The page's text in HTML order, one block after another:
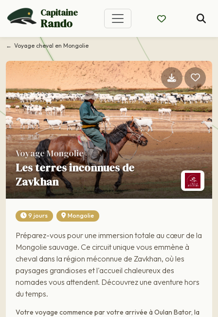
Capitaine
Rando
Voyage cheval en Mongolie
Voyage Mongolie
Les terres inconnues de
Zavkhan
9 jours Mongolie
Préparez-vous pour une immersion totale au cœur de la
Mongolie sauvage. Ce circuit unique vous emmène à
cheval dans la région méconnue de Zavkhan, où les
paysages grandioses et l'accueil chaleureux des
nomades vous attendent. Découvrez une aventure hors
du temps.
Votre voyage commence par votre arrivée à Oulan Bator, la